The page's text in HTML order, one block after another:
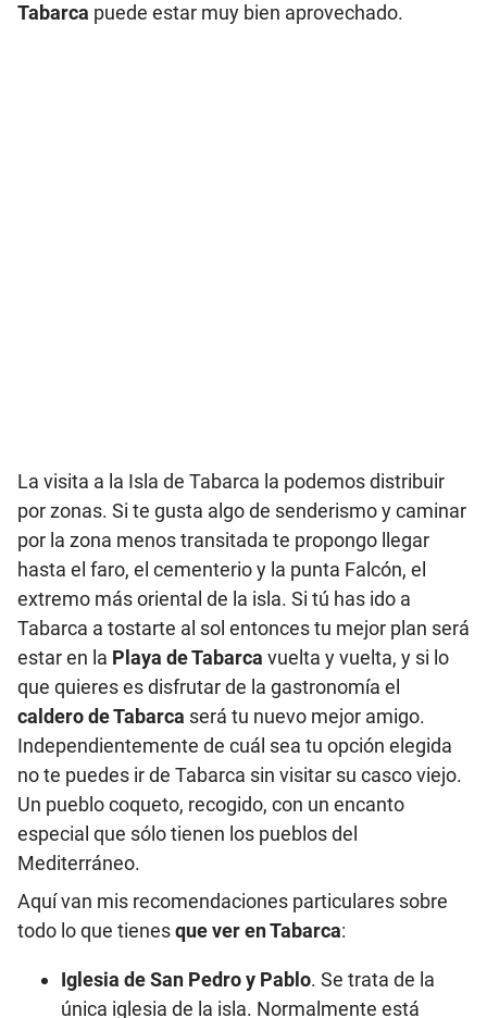
Tabarca puede estar muy bien aprovechado.
La visita a la Isla de Tabarca la podemos distribuir
por zonas. Si te gusta algo de senderismo y caminar
por la zona menos transitada te propongo llegar
hasta el faro, el cementerio y la punta Falcón, el
extremo más oriental de la isla. Si tú has ido a
Tabarca a tostarte al sol entonces tu mejor plan será
estar en la Playa de Tabarca vuelta y vuelta, y si lo
que quieres es disfrutar de la gastronomía el
caldero de Tabarca será tu nuevo mejor amigo.
Independientemente de cuál sea tu opción elegida
no te puedes ir de Tabarca sin visitar su casco viejo.
Un pueblo coqueto, recogido, con un encanto
especial que sólo tienen los pueblos del
Mediterráneo.
Aquí van mis recomendaciones particulares sobre
todo lo que tienesque ver en Tabarca:
Iglesia de San Pedro y Pablo. Se trata de la
única iglesia de la isla. Normalmente está